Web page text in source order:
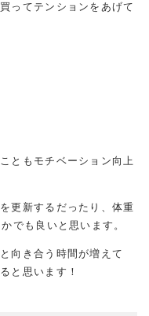
ってテンションをあげて
ともモチベーション向上
更新するだったり、体重
でも良いと思います。
向き合う時間が増えて
と思います！